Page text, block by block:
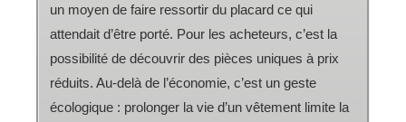
un moyen de faire ressortir du placard ce qui
attendait d’être porté. Pour les acheteurs, c’est la
possibilité de découvrir des pièces uniques à prix
réduits. Au-delà de l’économie, c’est un geste
écologique : prolonger la vie d’un vêtement limite la